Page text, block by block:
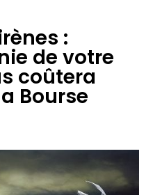
:
de votre
coûtera
Bourse